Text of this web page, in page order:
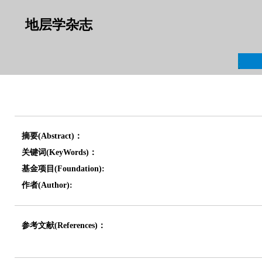
地层学杂志
摘要(Abstract)：
关键词(KeyWords)：
基金项目(Foundation):
作者(Author):
参考文献(References)：